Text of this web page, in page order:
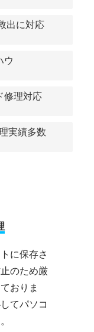
出に対応
ウ
修理対応
実績多数
に保存さ
のため厳
おりま
てパソコ